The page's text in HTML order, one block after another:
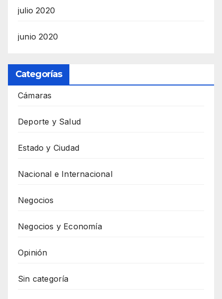
julio 2020
junio 2020
Categorías
Cámaras
Deporte y Salud
Estado y Ciudad
Nacional e Internacional
Negocios
Negocios y Economía
Opinión
Sin categoría